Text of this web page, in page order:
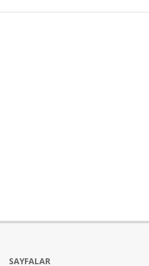
SAYFALAR